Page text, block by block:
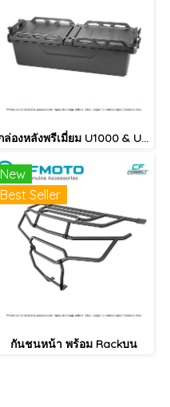
กล่องหลังพรีเมี่ยม U1000 & U1000XL
New
Best Seller
กันชนหน้า พร้อม Rackบน